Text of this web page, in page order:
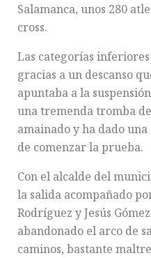
Salamanca, unos 280
cross.
Las categorías
gracias a un descanso
apuntaba a la
una tremenda tromba
amainado y ha dado
de comenzar la prueba.
Con el alcalde del
la salida acompañado
Rodríguez y Jesús
abandonado el arco de
caminos, bastante